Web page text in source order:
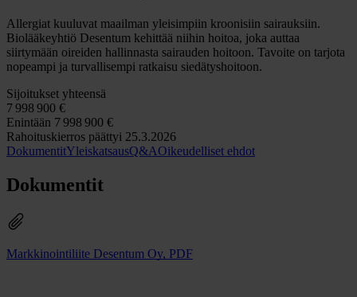
Allergiat kuuluvat maailman yleisimpiin kroonisiin sairauksiin.
Biolääkeyhtiö Desentum kehittää niihin hoitoa, joka auttaa
siirtymään oireiden hallinnasta sairauden hoitoon. Tavoite on tarjota
nopeampi ja turvallisempi ratkaisu siedätyshoitoon.
Sijoitukset yhteensä
7998 900 €
Enintään 7998 900 €
Rahoituskierros päättyi 25.3.2026
DokumentitYleiskatsausQ&AOikeudelliset ehdot
Dokumentit
Markkinointiliite Desentum Oy, PDF